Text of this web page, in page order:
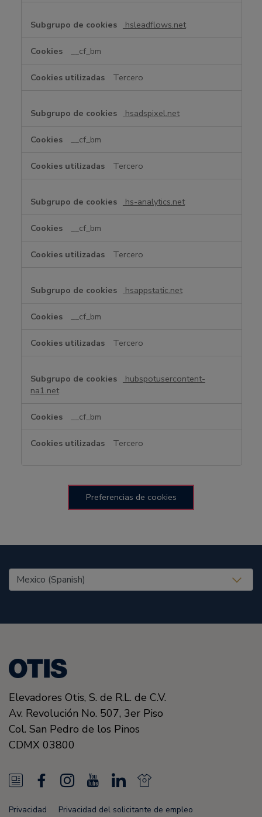
hsleadflows.net
__cf_bm
Tercero
hsadspixel.net
__cf_bm
Tercero
hs-analytics.net
__cf_bm
Tercero
hsappstatic.net
__cf_bm
Tercero
hubspotusercontent-
na1.net
__cf_bm
Tercero
Preferencias de cookies
United States (EN)
Elevadores Otis, S. de R.L. de C.V.
Av. Revolución No. 507, 3er Piso
Col. San Pedro de los Pinos
CDMX 03800
N
e
I
n
o
L
N
e
Privacidad Privacidad del solicitante de empleo